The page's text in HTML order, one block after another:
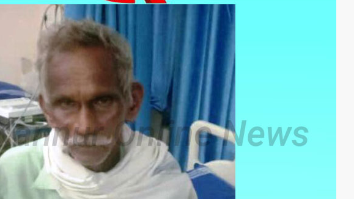
ചെങ്ങളായി
പഞ്ചായത്തില്‍
‘സജ്ജം’ എത്
സമയത്തും സജ്ജമാണ്.
admin3 August 8, 2026